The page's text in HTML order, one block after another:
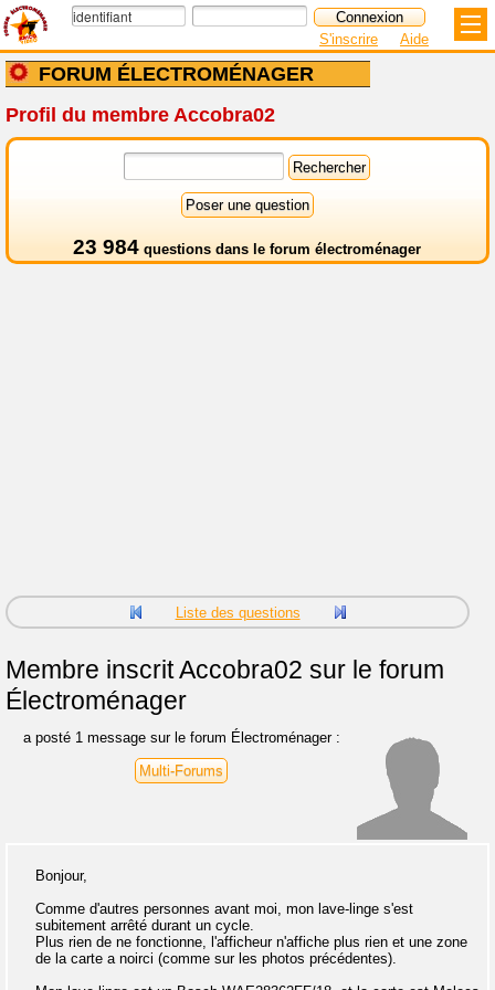
FORUM ÉLECTROMÉNAGER
S'inscrire Aide
Profil du membre Accobra02
23 984 questions dans le forum électroménager
Liste des questions
Membre inscritAccobra02 sur le forum
Électroménager
a posté 1 message sur le forum Électroménager :
Multi-Forums
Bonjour,
Comme d'autres personnes avant moi, mon lave-linge s'est
subitement arrêté durant un cycle.
Plus rien de ne fonctionne, l'afficheur n'affiche plus rien et une zone
de la carte a noirci (comme sur les photos précédentes).